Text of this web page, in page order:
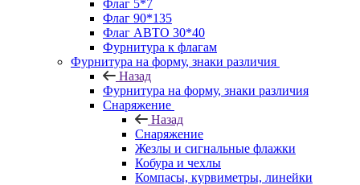
Флаг 5*7
Флаг 90*135
Флаг АВТО 30*40
Фурнитура к флагам
Фурнитура на форму, знаки различия
Назад
Фурнитура на форму, знаки различия
Снаряжение
Назад
Снаряжение
Жезлы и сигнальные флажки
Кобура и чехлы
Компасы, курвиметры, линейки